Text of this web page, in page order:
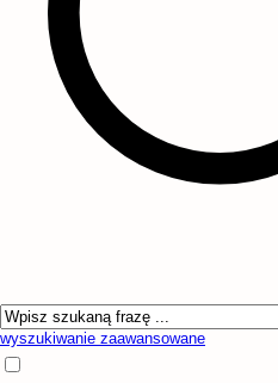
wyszukiwanie zaawansowane